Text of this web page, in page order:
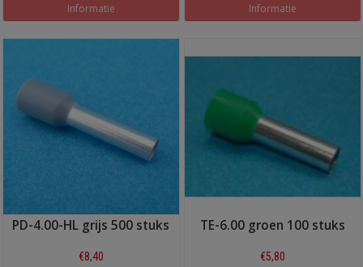
Informatie Informatie
PD-4.00-HL grijs 500 stuks
€8,40
TE-6.00 groen 100 stuks
€5,80